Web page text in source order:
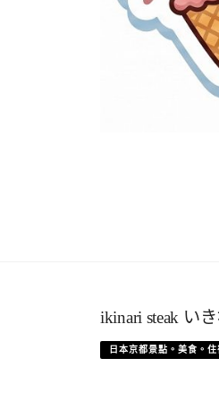
ikinari steak い
日本京都景點。美食。住